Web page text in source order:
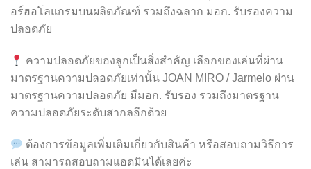
อร์ฮอโลแกรมบนผลิตภัณฑ์ รวมถึงฉลาก มอก. รับรองความ
ปลอดภัย
ความปลอดภัยของลูกเป็นสิ่งสำคัญ เลือกของเล่นที่ผ่าน
มาตรฐานความปลอดภัยเท่านั้น JOAN MIRO / Jarmelo ผ่าน
มาตรฐานความปลอดภัย มีมอก. รับรอง รวมถึงมาตรฐาน
ความปลอดภัยระดับสากลอีกด้วย
ต้องการข้อมูลเพิ่มเติมเกี่ยวกับสินค้า หรือสอบถามวิธีการ
เล่น สามารถสอบถามแอดมินได้เลยค่ะ